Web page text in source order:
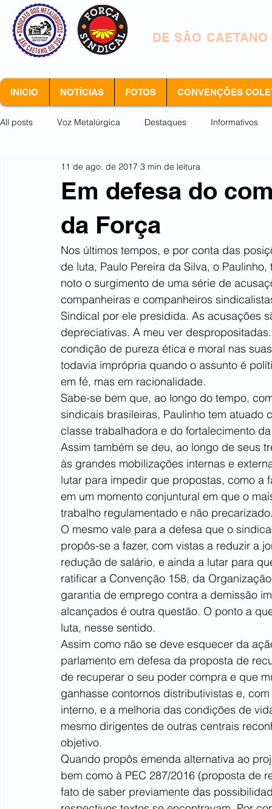
DE SÃO
INICIO NOTÍCIAS FOTOS CONVENÇÕES
All posts Voz Metalúrgica Destaques Informativos
Arquivo morto
Em defesa do
da Força
11 de ago. de 2017 3 min de leitura
Nos últimos tempos, e por conta das
de luta, Paulo Pereira da Silva, o
noto o surgimento de uma série de
companheiras e companheiros
Sindical por ele presidida. As acusações
depreciativas. A meu ver
condição de pureza ética e moral nas
todavia imprópria quando o assunto é
em fé, mas em racionalidade.
Sabe-se bem que, ao longo do tempo,
sindicais brasileiras, Paulinho tem
classe trabalhadora e do fortalecimento
Assim também se deu, ao longo de seus
às grandes mobilizações internas e
lutar para impedir que propostas, como a
em um momento conjuntural em que o
trabalho regulamentado e não
O mesmo vale para a defesa que o
propôs-se a fazer, com vistas a reduzir a
redução de salário, e ainda a lutar para
ratificar a Convenção 158, da
garantia de emprego contra a demissão
alcançados é outra questão. O ponto a
luta, nesse sentido.
Assim como não se deve esquecer da
parlamento em defesa da proposta de
de recuperar o seu poder compra e que
ganhasse contornos distributivistas e,
interno, e a melhoria das condições de
mesmo dirigentes de outras centrais
objetivo.
Quando propôs emenda alternativa ao
bem como à PEC 287/2016 (proposta de
fato de saber previamente das